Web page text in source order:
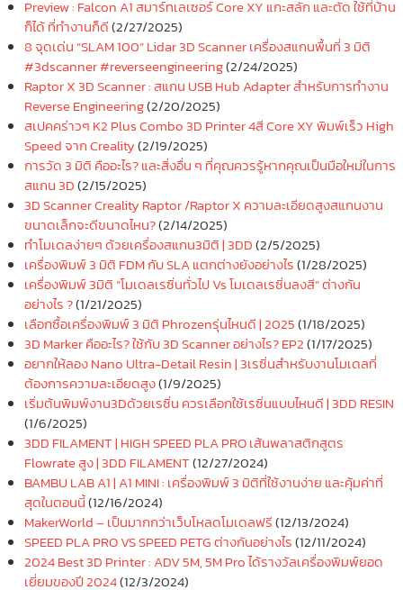
Preview : Falcon A1 สมาร์ทเลเซอร์ Core XY แกะสลัก และตัด ใช้ที่บ้าน
ก็ได้ ที่ทำงานก็ดี(2/27/2025)
8 จุดเด่น “SLAM 100” Lidar 3D Scanner เครื่องสแกนพื้นที่ 3 มิติ
#3dscanner #reverseengineering(2/24/2025)
Raptor X 3D Scanner : สแกน USB Hub Adapter สำหรับการทำงาน
Reverse Engineering(2/20/2025)
สเปคคร่าวๆ K2 Plus Combo 3D Printer 4สี Core XY พิมพ์เร็ว High
Speed จาก Creality(2/19/2025)
การวัด 3 มิติ คืออะไร? และสิ่งอื่น ๆ ที่คุณควรรู้หากคุณเป็นมือใหม่ในการ
สแกน 3D(2/15/2025)
3D Scanner Creality Raptor /Raptor X ความละเอียดสูงสแกนงาน
ขนาดเล็กจะดีขนาดไหน?(2/14/2025)
ทำโมเดลง่ายๆ ด้วยเครื่องสแกน3มิติ | 3DD(2/5/2025)
เครื่องพิมพ์ 3 มิติ FDM กับ SLA แตกต่างยังอย่างไร(1/28/2025)
เครื่องพิมพ์ 3มิติ “โมเดลเรซิ่นทั่วไป Vs โมเดลเรซิ่นลงสี” ต่างกัน
อย่างไร ?(1/21/2025)
เลือกซื้อเครื่องพิมพ์ 3 มิติ Phrozenรุ่นไหนดี | 2025(1/18/2025)
3D Marker คืออะไร? ใช้กับ 3D Scanner อย่างไร? EP2(1/17/2025)
อยากให้ลอง Nano Ultra-Detail Resin | 3เรซิ่นสำหรับงานโมเดลที่
ต้องการความละเอียดสูง(1/9/2025)
เริ่มต้นพิมพ์งาน3Dด้วยเรซิ่น ควรเลือกใช้เรซิ่นแบบไหนดี | 3DD RESIN
(1/6/2025)
3DD FILAMENT | HIGH SPEED PLA PRO เส้นพลาสติกสูตร
Flowrate สูง | 3DD FILAMENT(12/27/2024)
BAMBU LAB A1 | A1 MINI : เครื่องพิมพ์ 3 มิติที่ใช้งานง่าย และคุ้มค่าที่
สุดในตอนนี้(12/16/2024)
MakerWorld – เป็นมากกว่าเว็บโหลดโมเดลฟรี(12/13/2024)
SPEED PLA PRO VS SPEED PETG ต่างกันอย่างไร(12/11/2024)
2024 Best 3D Printer : ADV 5M, 5M Pro ได้รางวัลเครื่องพิมพ์ยอด
เยี่ยมของปี 2024(12/3/2024)